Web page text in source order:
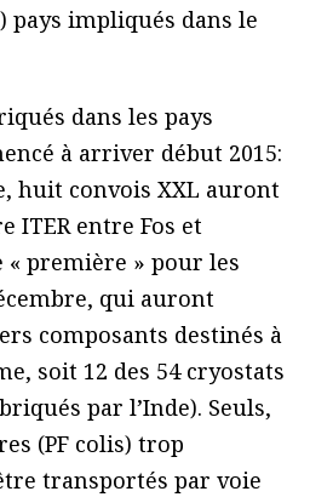
pays impliqués dans le
dans les pays
à arriver début 2015:
huit convois XXL auront
ITER entre Fos et
« première » pour les
qui auront
composants destinés à
soit 12 des 54 cryostats
par l’Inde). Seuls,
(PF colis) trop
transportés par voie